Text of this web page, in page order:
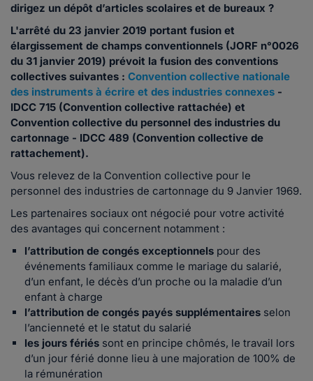
dirigez un dépôt d’articles scolaires et de bureaux ?
L'arrêté du 23 janvier 2019 portant fusion et
élargissement de champs conventionnels (JORF n°0026
du 31 janvier 2019) prévoit la fusion des conventions
collectives suivantes : Convention collective nationale
des instruments à écrire et des industries connexes -
IDCC 715 (Convention collective rattachée) et
Convention collective du personnel des industries du
cartonnage - IDCC 489 (Convention collective de
rattachement).
Vous relevez de la Convention collective pour le
personnel des industries de cartonnage du 9 Janvier 1969.
Les partenaires sociaux ont négocié pour votre activité
des avantages qui concernent notamment :
l’attribution de congés exceptionnels pour des
événements familiaux comme le mariage du salarié,
d’un enfant, le décès d’un proche ou la maladie d’un
enfant à charge
l’attribution de congés payés supplémentaires selon
l’ancienneté et le statut du salarié
les jours fériés sont en principe chômés, le travail lors
d’un jour férié donne lieu à une majoration de 100% de
la rémunération